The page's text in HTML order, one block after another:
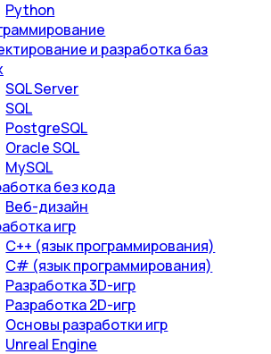
Python
и разработка баз
SQL Server
SQL
PostgreSQL
Oracle SQL
MySQL
без кода
Веб-дизайн
игр
С++ (язык программирования)
С# (язык программирования)
Разработка 3D-игр
Разработка 2D-игр
Основы разработки игр
Unreal Engine